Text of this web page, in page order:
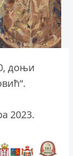
доњи
2023.